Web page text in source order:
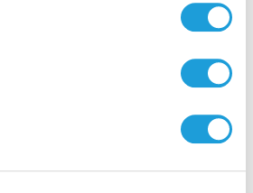
zum
zum
Der
Kunststoff,
zum
40 Jahren